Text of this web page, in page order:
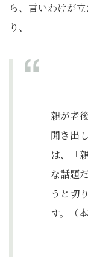
ら、言いわけが
り、
親が老
聞き出
は、「
な話題
うと切
す。（